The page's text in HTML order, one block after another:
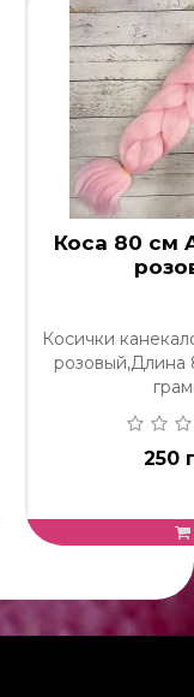
Коса 80 см
Косички
розовый,Длина
250